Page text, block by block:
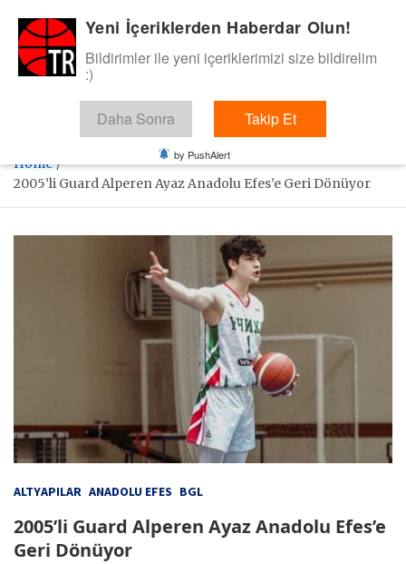
content
BasketTR
Sol dip çizgiden bir basket de bizden gelsin dedik.
Home
2005’li Guard Alperen Ayaz Anadolu Efes’e Geri Dönüyor
ALTYAPILAR ANADOLU EFES BGL
2005’li Guard Alperen Ayaz Anadolu Efes’e
Geri Dönüyor
Yeni İçeriklerden Haberdar Olun!
Bildirimler ile yeni içeriklerimizi size bildirelim
:)
Daha Sonra Takip Et
by PushAlert